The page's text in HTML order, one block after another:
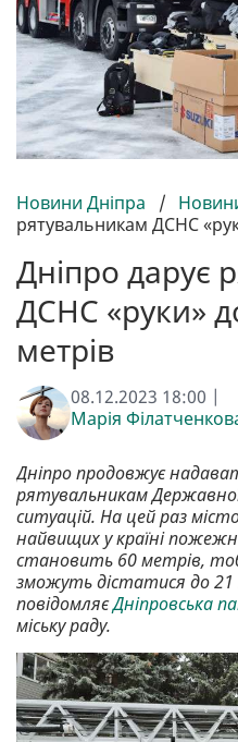
Новини Дніпра /
рятувальникам ДСНС
Дніпро дарує
ДСНС «руки»
метрів
08.12.2023 18:00 |
Марія
Дніпро продовжує
рятувальникам
ситуацій. На цей раз
найвищих у країні
становить 60 метрів,
зможуть дістатися до 21
повідомляєДніпровська
міську раду.